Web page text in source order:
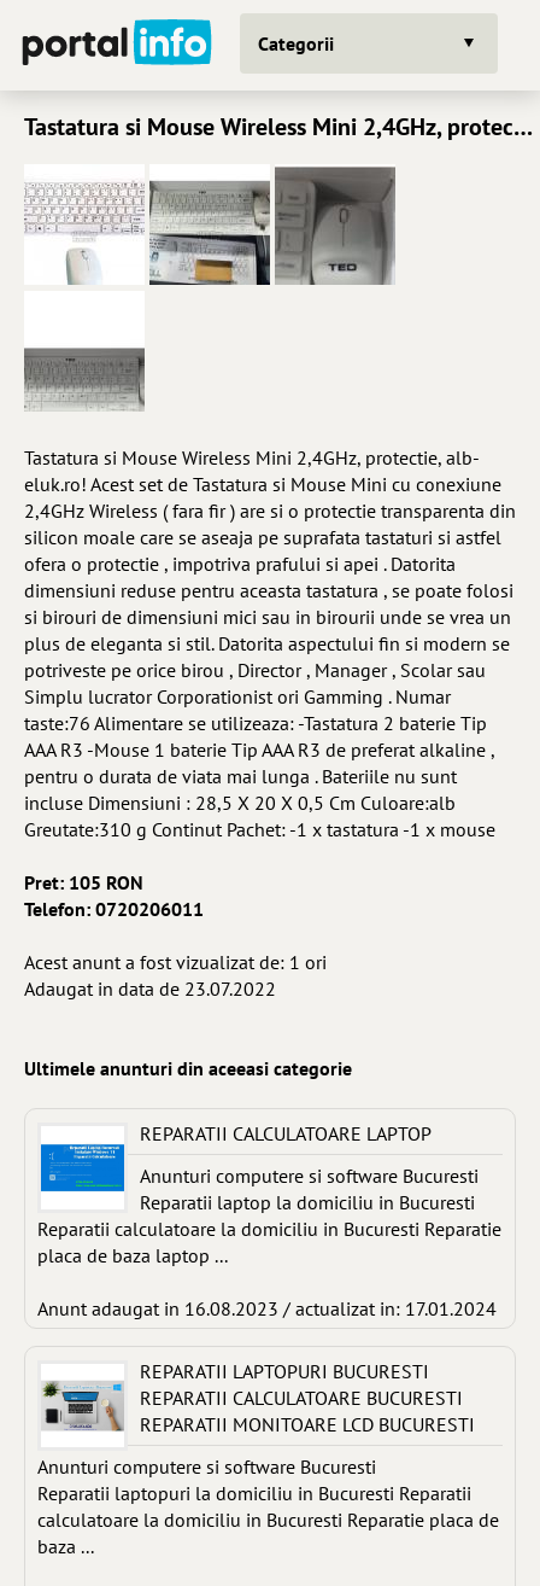
Categorii
Tastatura si Mouse Wireless Mini 2,4GHz, protectie, alb-eluk.ro!
Tastatura si Mouse Wireless Mini 2,4GHz, protectie, alb-
eluk.ro! Acest set de Tastatura si Mouse Mini cu conexiune
2,4GHz Wireless ( fara fir ) are si o protectie transparenta din
silicon moale care se aseaja pe suprafata tastaturi si astfel
ofera o protectie , impotriva prafului si apei . Datorita
dimensiuni reduse pentru aceasta tastatura , se poate folosi
si birouri de dimensiuni mici sau in birourii unde se vrea un
plus de eleganta si stil. Datorita aspectului fin si modern se
potriveste pe orice birou , Director , Manager , Scolar sau
Simplu lucrator Corporationist ori Gamming . Numar
taste:76 Alimentare se utilizeaza: -Tastatura 2 baterie Tip
AAA R3 -Mouse 1 baterie Tip AAA R3 de preferat alkaline ,
pentru o durata de viata mai lunga . Bateriile nu sunt
incluse Dimensiuni : 28,5 X 20 X 0,5 Cm Culoare:alb
Greutate:310 g Continut Pachet: -1 x tastatura -1 x mouse
Pret: 105 RON
Telefon: 0720206011
Acest anunt a fost vizualizat de: 1 ori
Adaugat in data de 23.07.2022
Ultimele anunturi din aceeasi categorie
REPARATII CALCULATOARE LAPTOP
Anunturi computere si software Bucuresti
Reparatii laptop la domiciliu in Bucuresti
Reparatii calculatoare la domiciliu in Bucuresti Reparatie
placa de baza laptop ...
Anunt adaugat in 16.08.2023 / actualizat in: 17.01.2024
REPARATII LAPTOPURI BUCURESTI
REPARATII CALCULATOARE BUCURESTI
REPARATII MONITOARE LCD BUCURESTI
Anunturi computere si software Bucuresti
Reparatii laptopuri la domiciliu in Bucuresti Reparatii
calculatoare la domiciliu in Bucuresti Reparatie placa de
baza ...